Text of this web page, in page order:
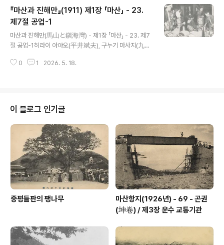
메 데쓰조(夏目哲三)정미소, 사사노(笹野)정미공장 등의
여섯 군데이다. 쌀 생산지인 당 지 부근의 교통기관이 보다
충분한 진보를 보게 된다면 이곳에 모이는 미곡 수량도 역
시 늘어날 것이다. 따라서 본업의 전도는 양양하다고 할 것
이다. 아래 표는 정미 기계 종류, 정미력, 기타를 가게별로
나누어 표시한 것이다.이름기관수마력임원직공한달 연료
『마산과 진해만』(1911) 제1장 「마산」 - 23.
제7절 공업-1
마산과 진해만(馬山と鎭海灣) - 제1장 「마산」 - 23. 제7
절 공업-1히라이 아야오(平井斌夫), 구누기 마사지(九貫
店) 명치 44년(1911) 12월 5일 발행 제7절 공업(工業)
나씩 있는 것에 불과하다. 다만 양조공업만은 마산의 특징
으로 아주 유망하다고 하겠다. 기후와 수질이 제법 좋은 데
다가 그 원료가 되는 이곳의 쌀은 전 조선에서 최양질로서,
또한 그 값이 내지에 비해 보통 3할 이상 저렴하다. 현재의
양조법은 조금 오래되고 소규모지만 개량을 하면 내지산
(內地産)에 ..
0 1 2026. 5. 18.
이 블로그 인기글
중평들판의 팽나무
마산항지(1926년) - 69 - 곤권
(坤卷) / 제3장 운수 교통기관